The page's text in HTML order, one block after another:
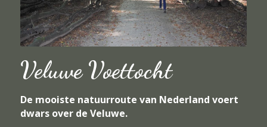
Veluwe Voettocht
De mooiste natuurroute van Nederland voert
dwars over de Veluwe.